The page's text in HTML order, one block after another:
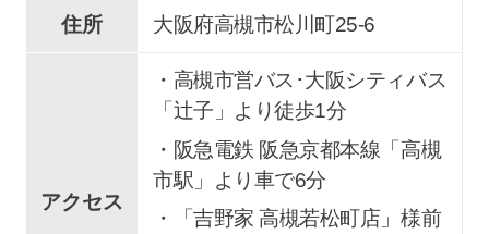
住所 大阪府高槻市松川町25-6
アクセス
・高槻市営バス･大阪シティバス
「辻子」より徒歩1分
・阪急電鉄 阪急京都本線「高槻
市駅」より車で6分
・「吉野家 高槻若松町店」様前